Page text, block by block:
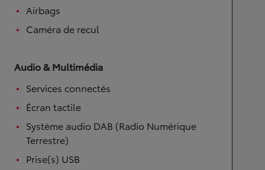
Airbags
Caméra de recul
Audio & Multimédia
Services connectés
Écran tactile
Système audio DAB (Radio Numérique
Terrestre)
Prise(s) USB